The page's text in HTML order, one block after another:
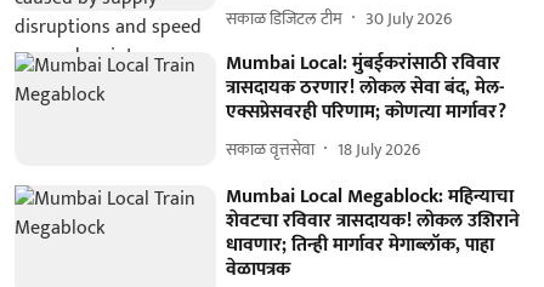
सकाळ डिजिटल टीम 30 July 2026
Mumbai Local: मुंबईकरांसाठी रविवार
त्रासदायक ठरणार! लोकल सेवा बंद, मेल-
एक्सप्रेसवरही परिणाम; कोणत्या मार्गावर?
सकाळ वृत्तसेवा 18 July 2026
Mumbai Local Megablock: महिन्याचा
शेवटचा रविवार त्रासदायक! लोकल उशिराने
धावणार; तिन्ही मार्गावर मेगाब्लॉक, पाहा
वेळापत्रक